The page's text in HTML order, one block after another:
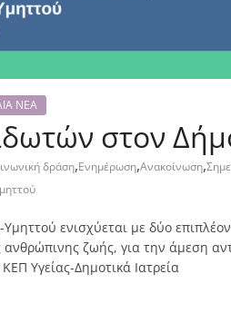
ΝΕΑ
στον
δράση,Ενημέρωση,Ανακοίνωση,
ενισχύεται με δύο
ζωής, για την άμεση
Υγείας-Δημοτικά Ιατρεία